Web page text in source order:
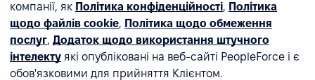
компанії, як Політика конфіденційності, Політика
щодо файлів cookie, Політика щодо обмеження
послуг, Додаток щодо використання штучного
інтелекту які опубліковані на веб-сайті PeopleForce і є
обов'язковими для прийняття Клієнтом.